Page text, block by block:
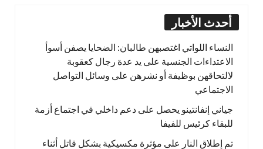
أحدث الأخبار
النساء اللواتي اغتصبهن طالبان: الضحايا يصفن أسوأ
الاعتداءات الجنسية على يد عدة رجال كعقوبة
لالتحاقهن بوظيفة أو نشرهن على وسائل التواصل
الاجتماعي
جياني إنفانتينو يحصل على دعم داخلي في اجتماع أزمة
للبقاء كرئيس للفيفا
تم إطلاق النار على مؤثرة مكسيكية بشكل قاتل أثناء